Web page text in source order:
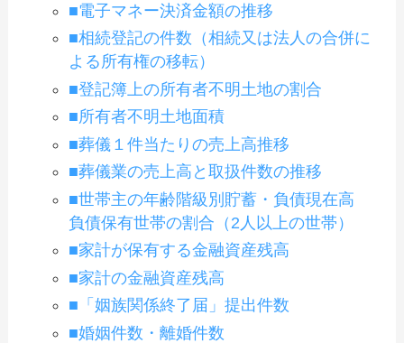
■電子マネー決済金額の推移
■相続登記の件数（相続又は法人の合併に
よる所有権の移転）
■登記簿上の所有者不明土地の割合
■所有者不明土地面積
■葬儀１件当たりの売上高推移
■葬儀業の売上高と取扱件数の推移
■世帯主の年齢階級別貯蓄・負債現在高
負債保有世帯の割合（2人以上の世帯）
■家計が保有する金融資産残高
■家計の金融資産残高
■「姻族関係終了届」提出件数
■婚姻件数・離婚件数